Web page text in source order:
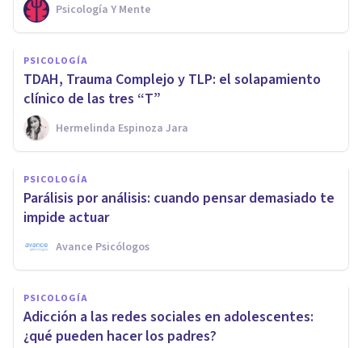
Psicología Y Mente
PSICOLOGÍA
TDAH, Trauma Complejo y TLP: el solapamiento
clínico de las tres “T”
Hermelinda Espinoza Jara
PSICOLOGÍA
Parálisis por análisis: cuando pensar demasiado te
impide actuar
Avance Psicólogos
PSICOLOGÍA
Adicción a las redes sociales en adolescentes:
¿qué pueden hacer los padres?